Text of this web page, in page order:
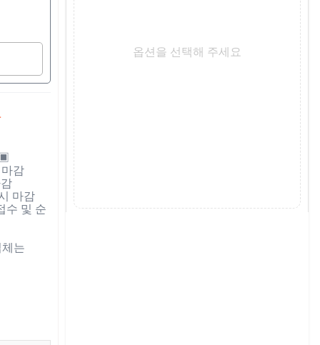
감
마감
수 및 순
는
옵션을 선택해 주세요